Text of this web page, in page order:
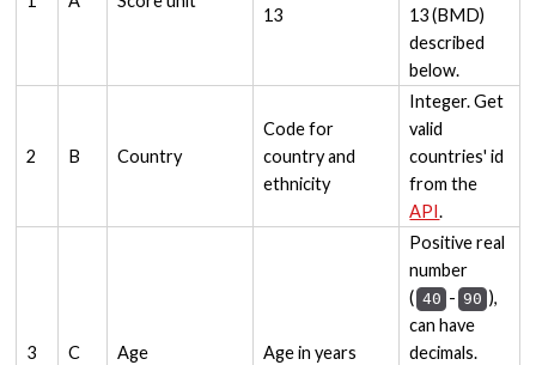
13
13 (BMD)
described
below.
2 B Country
Code for
country and
ethnicity
Integer. Get
valid
countries' id
from the
API.
3 C Age Age in years
Positive real
number
( 40 - 90 ),
can have
decimals.